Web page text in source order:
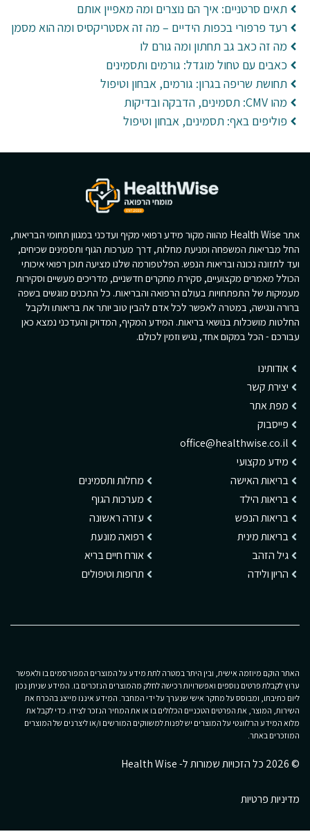
תאים סרטניים: איך הם נוצרים ומה מאפיין אותם
רעד פרפורי בכפות הידיים – מה זה אסטריקסיס ומה הוא מסמן
מה זה כאב גב תחתון ומה גורם לו
כאבים עם טחול מוגדל: גורמים ותסמינים
תחושת שריפה בגרון: גורמים, אבחון וטיפול
מהו CMV: תסמינים, הדבקה ובדיקות
פוליפים באף: תסמינים, אבחון וטיפול
אתר Health Wise מהווה מקור מידע רפואי מקיף ועדכני במגוון תחומי הבריאות,
החל מבריאות המשפחה ומניעת מחלות, דרך מערכות הגוף ותסמינים שכיחים,
ועד לתזונה נכונה ובריאות הנפש. הפלטפורמה שלנו מציעה תוכן רפואי איכותי
הכולל מאמרים מקצועיים, סקירת מחקרים חדשניים, מדריכים מעשיים וסקירות
מעמיקות של התפתחויות בעולם הרפואה והבריאות. כל התכנים מוגשים בשפה
ברורה ונגישה, במטרה לאפשר לכל אדם להבין טוב יותר את בריאותו ולקבל
החלטות מושכלות בנושאי בריאות. המידע המקיף, המדויק והעדכני נמצא כאן
עבורכם - הכל במקום אחד, נגיש וזמין לכולם.
אודותינו
יצירת קשר
מפת אתר
פייסבוק
office@healthwise.co.il
מידע מקצועי
בריאות האישה
בריאות הילד
בריאות הנפש
בריאות מינית
גיל הזהב
הריון ולידה
מחלות ותסמינים
מערכות הגוף
עזרה ראשונה
רפואה מונעת
אורח חיים בריא
תרופות וטיפולים
האתר הוקם מיוזמה אישית, ובין היתר במטרה לתת מידע על המוצרים המפורסמים בו ולאפשר
ערוץ לקבלת פרטים נוספים ואפשרויות רכישה לחלק מהמוצרים הנזכרים בו. המידע שניתן נכון
ליום כתיבתו, ומבוסס על מחקר אישי שנערך על ידי המחבר. המידע איננו מייצג בהכרח את
השירות, המוצר, את הפרטים הטכניים הכלולים בו או את המחיר הנזכר לצידו. כדי לקבל את
מלוא המידע הרלוונטי על המוצרים יש לפנות למשווקים המורשים ו/או ליצרנים של המוצרים
המוזכרים באתר.
© 2026 כל הזכויות שמורות ל- Health Wise
מדיניות פרטיות